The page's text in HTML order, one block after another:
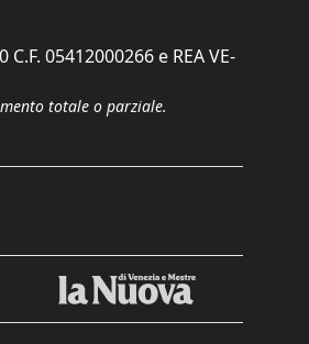
05412000266 e REA VE-
totale o parziale.